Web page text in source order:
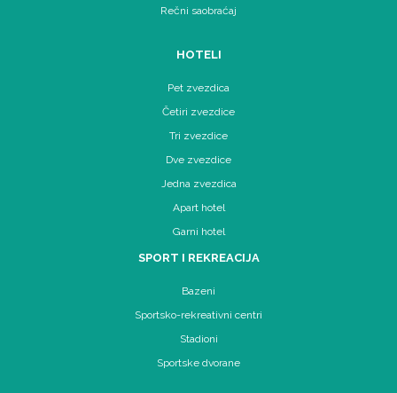
Rečni saobraćaj
HOTELI
Pet zvezdica
Četiri zvezdice
Tri zvezdice
Dve zvezdice
Jedna zvezdica
Apart hotel
Garni hotel
SPORT I REKREACIJA
Bazeni
Sportsko-rekreativni centri
Stadioni
Sportske dvorane